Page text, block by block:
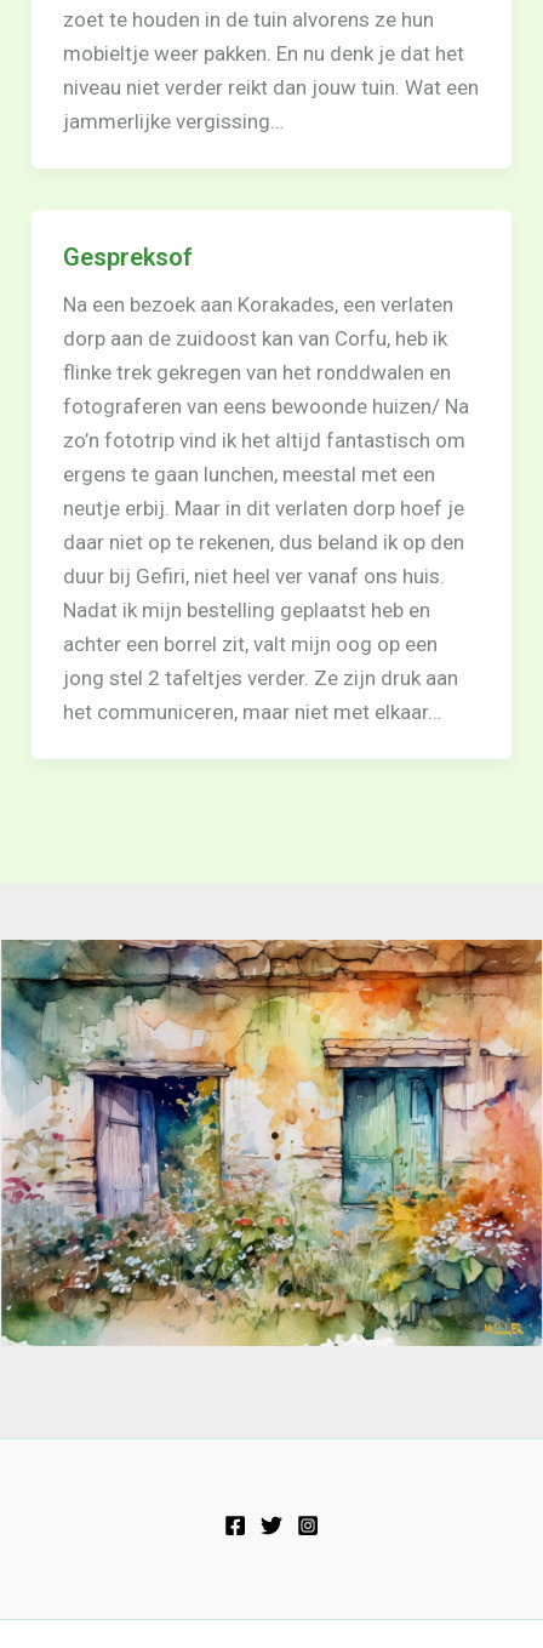
zoet te houden in de tuin alvorens ze hun
mobieltje weer pakken. En nu denk je dat het
niveau niet verder reikt dan jouw tuin. Wat een
jammerlijke vergissing…
Gespreksof
Na een bezoek aan Korakades, een verlaten
dorp aan de zuidoost kan van Corfu, heb ik
flinke trek gekregen van het ronddwalen en
fotograferen van eens bewoonde huizen/ Na
zo’n fototrip vind ik het altijd fantastisch om
ergens te gaan lunchen, meestal met een
neutje erbij. Maar in dit verlaten dorp hoef je
daar niet op te rekenen, dus beland ik op den
duur bij Gefiri, niet heel ver vanaf ons huis.
Nadat ik mijn bestelling geplaatst heb en
achter een borrel zit, valt mijn oog op een
jong stel 2 tafeltjes verder. Ze zijn druk aan
het communiceren, maar niet met elkaar…